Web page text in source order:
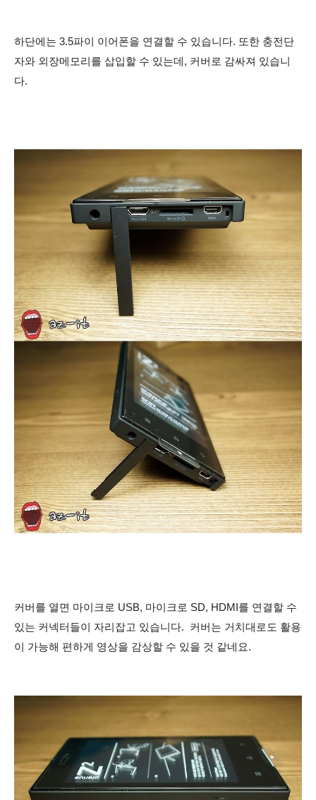
하단에는 3.5파이 이어폰을 연결할 수 있습니다. 또한 충전단
자와 외장메모리를 삽입할 수 있는데, 커버로 감싸져 있습니
다.
커버를 열면 마이크로 USB, 마이크로 SD, HDMI를 연결할 수
있는 커넥터들이 자리잡고 있습니다. 커버는 거치대로도 활용
이 가능해 편하게 영상을 감상할 수 있을 것 같네요.